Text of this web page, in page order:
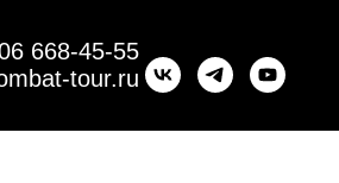
668-45-55
tour.ru